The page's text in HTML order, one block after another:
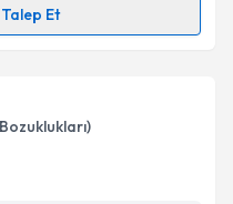
Et
takvimi talebi
almanız için bir
ile bilgilendireceğiz.